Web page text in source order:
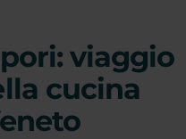
viaggio
cucina